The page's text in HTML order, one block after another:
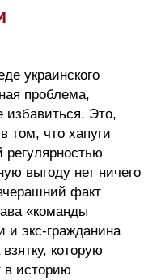
украинского
проблема,
избавиться. Это,
том, что хапуги
выгоду нет ничего
факт
«команды
и экс-гражданина
которую
в историю